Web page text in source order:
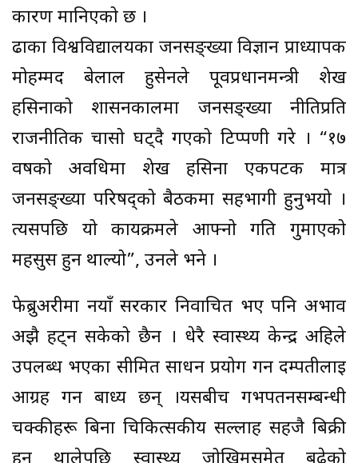
कारण मानिएको छ ।
ढाका विश्वविद्यालयका जनसङ्ख्या विज्ञान प्राध्यापक
मोहम्मद बेलाल हुसेनले पूर्वप्रधानमन्त्री शेख
हसिनाको शासनकालमा जनसङ्ख्या नीतिप्रति
राजनीतिक चासो घट्दै गएको टिप्पणी गरे । “१७
वर्षको अवधिमा शेख हसिना एकपटक मात्र
जनसङ्ख्या परिषद्को बैठकमा सहभागी हुनुभयो ।
त्यसपछि यो कार्यक्रमले आफ्नो गति गुमाएको
महसुस हुन थाल्यो”, उनले भने ।
फेब्रुअरीमा नयाँ सरकार निर्वाचित भए पनि अभाव
अझै हट्न सकेको छैन । धेरै स्वास्थ्य केन्द्र अहिले
उपलब्ध भएका सीमित साधन प्रयोग गर्न दम्पतीलाई
आग्रह गर्न बाध्य छन् ।यसबीच गर्भपतनसम्बन्धी
चक्कीहरू बिना चिकित्सकीय सल्लाह सहजै बिक्री